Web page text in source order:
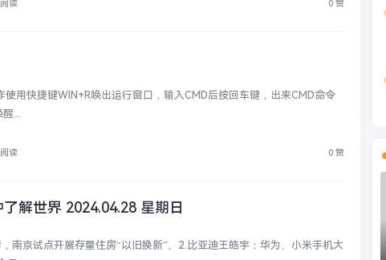
读 0 赞
用快捷键WIN+R唤出运行窗口，输入CMD后按回车键，出来CMD命令
...
读 0 赞
解世界 2024.04.28 星期日
南京试点开展存量住房“以旧换新”。2.比亚迪王皓宇：华为、小米手机大